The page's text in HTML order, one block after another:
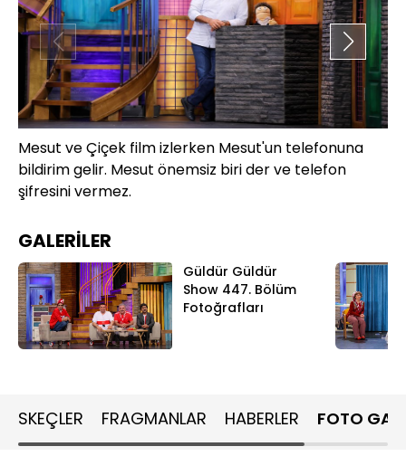
Mesut ve Çiçek film izlerken Mesut'un telefonuna
bildirim gelir. Mesut önemsiz biri der ve telefon
şifresini vermez.
GALERİLER
Güldür Güldür
Show 447. Bölüm
Fotoğrafları
SKEÇLER FRAGMANLAR HABERLER FOTO